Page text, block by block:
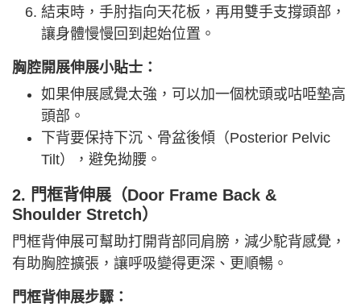
結束時，手肘指向天花板，再用雙手支撐頭部，
讓身體慢慢回到起始位置。
胸腔開展伸展小貼士：
如果伸展感覺太強，可以加一個枕頭或咕𠱸墊高
頭部。
下背要保持下沉、骨盆後傾（Posterior Pelvic
Tilt），避免拗腰。
2. 門框背伸展（Door Frame Back &
Shoulder Stretch）
門框背伸展可幫助打開背部同肩膀，減少駝背感覺，
有助胸腔擴張，讓呼吸變得更深、更順暢。
門框背伸展步驟：